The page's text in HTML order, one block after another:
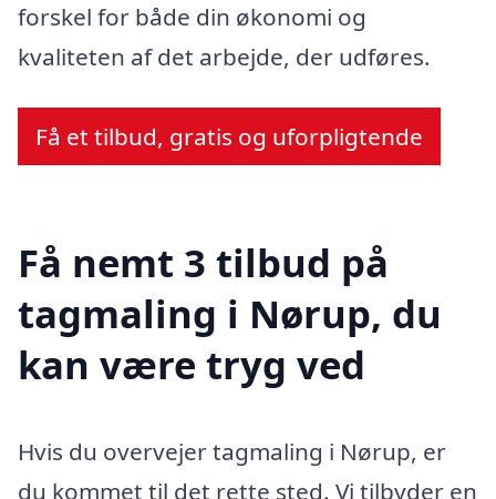
forskel for både din økonomi og
kvaliteten af det arbejde, der udføres.
Få et tilbud, gratis og uforpligtende
Få nemt 3 tilbud på
tagmaling i Nørup, du
kan være tryg ved
Hvis du overvejer tagmaling i Nørup, er
du kommet til det rette sted. Vi tilbyder en